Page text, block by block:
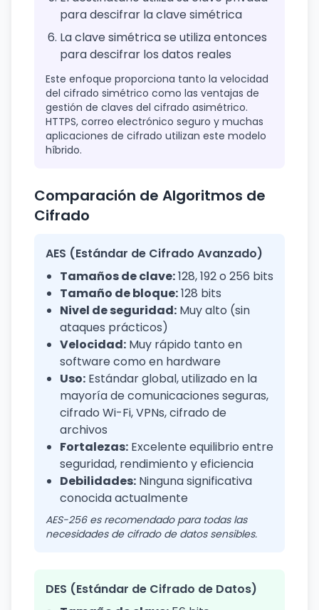
para descifrar la clave simétrica
La clave simétrica se utiliza entonces
para descifrar los datos reales
Este enfoque proporciona tanto la velocidad
del cifrado simétrico como las ventajas de
gestión de claves del cifrado asimétrico.
HTTPS, correo electrónico seguro y muchas
aplicaciones de cifrado utilizan este modelo
híbrido.
Comparación de Algoritmos de
Cifrado
AES (Estándar de Cifrado Avanzado)
Tamaños de clave:128, 192 o 256 bits
Tamaño de bloque:128 bits
Nivel de seguridad: Muy alto (sin
ataques prácticos)
Velocidad: Muy rápido tanto en
software como en hardware
Uso: Estándar global, utilizado en la
mayoría de comunicaciones seguras,
cifrado Wi-Fi, VPNs, cifrado de
archivos
Fortalezas: Excelente equilibrio entre
seguridad, rendimiento y eficiencia
Debilidades: Ninguna significativa
conocida actualmente
AES-256 es recomendado para todas las
necesidades de cifrado de datos sensibles.
DES (Estándar de Cifrado de Datos)